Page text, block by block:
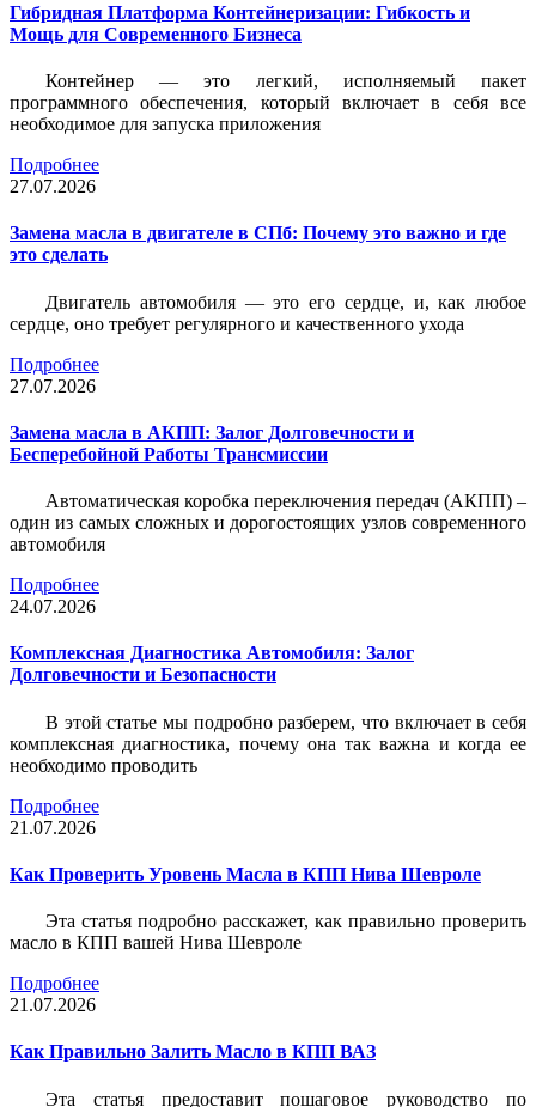
Гибридная Платформа Контейнеризации: Гибкость и
Мощь для Современного Бизнеса
Контейнер — это легкий, исполняемый пакет
программного обеспечения, который включает в себя все
необходимое для запуска приложения
Подробнее
27.07.2026
Замена масла в двигателе в СПб: Почему это важно и где
это сделать
Двигатель автомобиля — это его сердце, и, как любое
сердце, оно требует регулярного и качественного ухода
Подробнее
27.07.2026
Замена масла в АКПП: Залог Долговечности и
Бесперебойной Работы Трансмиссии
Автоматическая коробка переключения передач (АКПП) –
один из самых сложных и дорогостоящих узлов современного
автомобиля
Подробнее
24.07.2026
Комплексная Диагностика Автомобиля: Залог
Долговечности и Безопасности
В этой статье мы подробно разберем, что включает в себя
комплексная диагностика, почему она так важна и когда ее
необходимо проводить
Подробнее
21.07.2026
Как Проверить Уровень Масла в КПП Нива Шевроле
Эта статья подробно расскажет, как правильно проверить
масло в КПП вашей Нива Шевроле
Подробнее
21.07.2026
Как Правильно Залить Масло в КПП ВАЗ
Эта статья предоставит пошаговое руководство по